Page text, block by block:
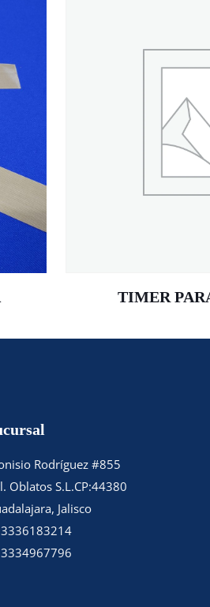
TIMER
Rodríguez #855
Oblatos S.L.CP:44380
Jalisco
3336183214
3334967796